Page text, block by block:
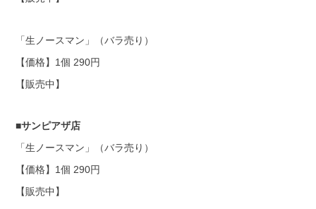
「生ノースマン」（バラ売り）
【価格】1個 290円
【販売中】
■サンピアザ店
「生ノースマン」（バラ売り）
【価格】1個 290円
【販売中】